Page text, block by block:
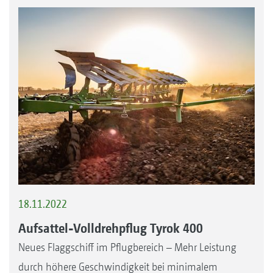
18.11.2022
Aufsattel-Volldrehpflug Tyrok 400
Neues Flaggschiff im Pflugbereich – Mehr Leistung
durch höhere Geschwindigkeit bei minimalem